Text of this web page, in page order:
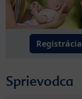
Registrácia
Sprievodca